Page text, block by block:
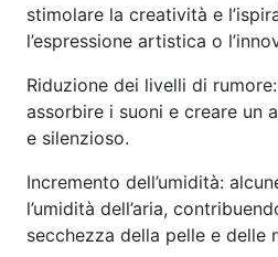
stimolare la creatività e
l’espressione artistica o
Riduzione dei livelli di
assorbire i suoni e creare un
e silenzioso.
Incremento dell’umidità:
l’umidità dell’aria,
secchezza della pelle e delle